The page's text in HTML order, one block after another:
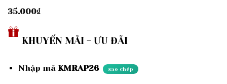
35.000₫
KHUYẾN MÃI - ƯU ĐÃI
Nhập mã KMRAP26 sao chép